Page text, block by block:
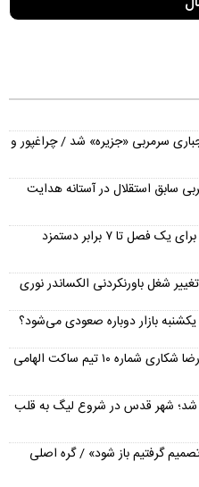
سرمربی «جزیره» شد / چراغپور و
سابق استقلال در آستانه هدایت
قرارداد عجیب موسی جنپو؛ استقلال برای یک فصل تا ۷ برابر دستمزد
شغل باورنکردنی الکساندر نوری
انتقال بزرگ از پرسپولیس به پیکان؛ رضا شکاری شماره ۱۰ تیم ساکت الهامی
شهر قدس در شروع لیگ به قلب
گرفتیم باز شود» / گره اصلی